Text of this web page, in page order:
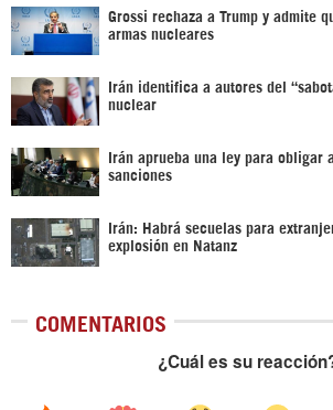
Grossi rechaza a Trump y admite
armas nucleares
Irán identifica a autores del
nuclear
Irán aprueba una ley para obligar
sanciones
Irán: Habrá secuelas para
explosión en Natanz
COMENTARIOS